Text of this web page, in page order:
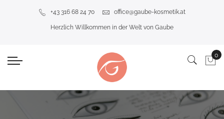
+43 316 68 24 70 office@gaube-kosmetik.at
Herzlich Willkommen in der Welt von Gaube